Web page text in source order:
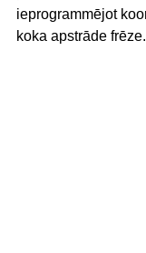
ieprogrammējot
koka apstrāde frēze.